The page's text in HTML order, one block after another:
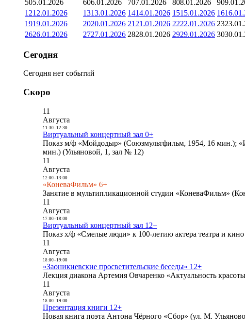
505.01.2026 606.01.2026 707.01.2026 808.01.2026 9
1212.01.2026 1313.01.2026 1414.01.2026 1515.01.2026 16
1919.01.2026 2020.01.2026 21 21.01.2026 2222.01.2026 23
2626.01.2026 2727.01.2026 2828.01.2026 2929.01.2026 30
Сегодня
Сегодня нет событий
Скоро
11
Августа
11:30- 12:30
Виртуальный концертный зал 0+
Показ м/ф «Мойдодыр» (Союзмультфильм, 1954, 16 мин.);
мин.) (Ульяновой, 1, зал № 12)
11
Августа
12:00- 13:00
«КоневаФильм» 6+
Занятие в мультипликационной студии «КоневаФильм»
11
Августа
17:00- 18:00
Виртуальный концертный зал 12+
Показ х/ф «Смелые люди» к 100-летию актера театра и
11
Августа
18:00- 19:00
«Заоникиевские просветительские беседы» 12+
Лекция диакона Артемия Овчаренко «Актуальность
11
Августа
18:00- 19:00
Презентация книги 12+
Новая книга поэта Антона Чёрного «Сбор» (ул. М.